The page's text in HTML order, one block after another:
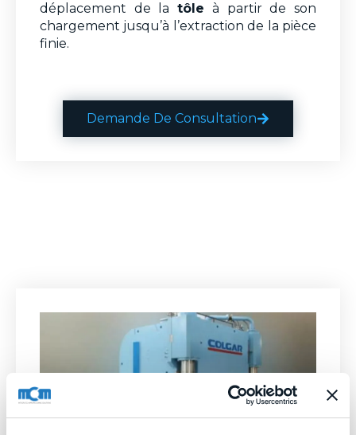
déplacement de la tôleà partir de son
chargement jusqu’à l’extraction de la pièce
finie.
Demande De Consultation